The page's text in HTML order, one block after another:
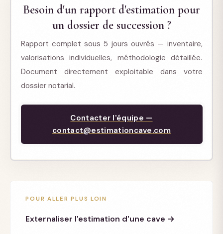
dispose d'un délai de six ans pour effectuer un
redressement.
largement sous-évaluée. L'inverse existe aussi —
surévaluer une cave de vins courants. Une estimation
dédiée, datée et documentée, donne une valeur juste,
ni gonflée ni minorée, ce qui sécurise la déclaration
pour toutes les parties.
Besoin d'un rapport d'estimation pour
un dossier de succession ?
Rapport complet sous 5 jours ouvrés — inventaire,
valorisations individuelles, méthodologie détaillée.
Document directement exploitable dans votre
dossier notarial.
Contacter l'équipe —
contact@estimationcave.com
POUR ALLER PLUS LOIN
Externaliser l'estimation d'une cave →